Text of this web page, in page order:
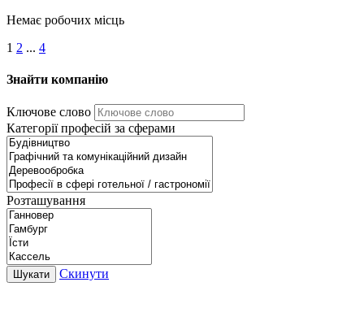
Немає робочих місць
1 2 ... 4
Знайти компанію
Ключове слово
Категорії професій за сферами
Розташування
Шукати Скинути